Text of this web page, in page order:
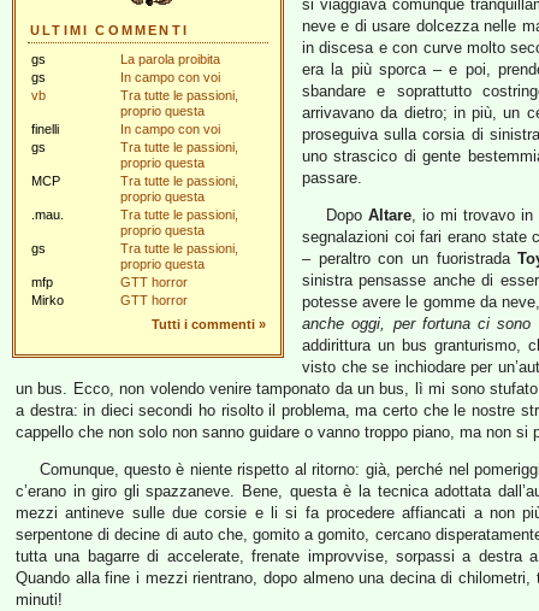
ULTIMI COMMENTI
gs
La parola proibita
gs
In campo con voi
vb
Tra tutte le passioni,
proprio questa
finelli
In campo con voi
gs
Tra tutte le passioni,
proprio questa
MCP
Tra tutte le passioni,
proprio questa
.mau.
Tra tutte le passioni,
proprio questa
gs
Tra tutte le passioni,
proprio questa
mfp
GTT horror
Mirko
GTT horror
Tutti i commenti »
si viaggiava comunque
neve e di usare dolcezza nelle
in discesa e con curve molto
era la più sporca – e poi,
sbandare e soprattutto
arrivavano da dietro; in più, un
proseguiva sulla corsia di
uno strascico di gente
passare.
Dopo Altare, io mi trovavo in
segnalazioni coi fari erano state
– peraltro con un fuoristrada
sinistra pensasse anche di
potesse avere le gomme da
anche oggi, per fortuna ci sono
addirittura un bus granturismo,
visto che se inchiodare per
un bus. Ecco, non volendo venire tamponato da un bus, lì mi sono
a destra: in dieci secondi ho risolto il problema, ma certo che le nostre
cappello che non solo non sanno guidare o vanno troppo piano, ma non si
Comunque, questo è niente rispetto al ritorno: già, perché nel
c’erano in giro gli spazzaneve. Bene, questa è la tecnica adottata
mezzi antineve sulle due corsie e li si fa procedere affiancati a non
serpentone di decine di auto che, gomito a gomito, cercano
tutta una bagarre di accelerate, frenate improvvise, sorpassi a
Quando alla fine i mezzi rientrano, dopo almeno una decina di
minuti!